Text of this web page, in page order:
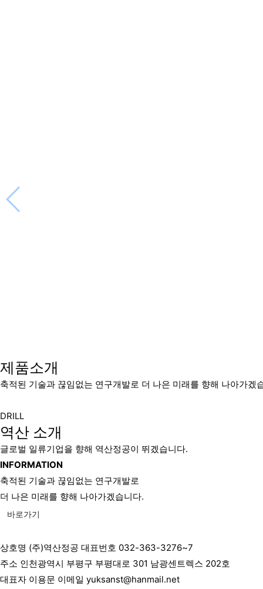
제품소개
축적된 기술과 끊임없는 연구개발로 더 나은 미래를 향해 나아가겠
DRILL
역산 소개
글로벌 일류기업을 향해 역산정공이 뛰겠습니다.
INFORMATION
축적된 기술과 끊임없는 연구개발로
더 나은 미래를 향해 나아가겠습니다.
바로가기
상호명 (주)역산정공 대표번호 032-363-3276~7
주소 인천광역시 부평구 부평대로 301 남광센트렉스 202호
대표자 이용문 이메일 yuksanst@hanmail.net